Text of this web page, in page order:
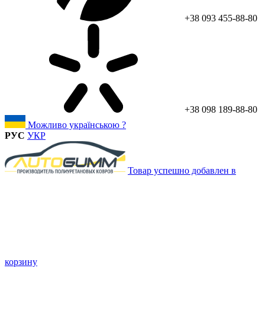
+38 093 455-88-80
+38 098 189-88-80
Можливо українською ?
РУС УКР
Товар успешно добавлен в
корзину